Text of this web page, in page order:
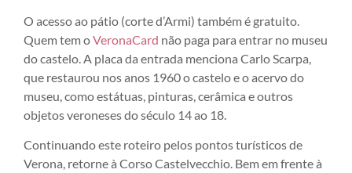
O acesso ao pátio (corte d’Armi) também é gratuito.
Quem tem oVeronaCard não paga para entrar no museu
do castelo. A placa da entrada menciona Carlo Scarpa,
que restaurou nos anos 1960 o castelo e o acervo do
museu, como estátuas, pinturas, cerâmica e outros
objetos veroneses do século 14 ao 18.
Continuando este roteiro pelos pontos turísticos de
Verona, retorne à Corso Castelvecchio. Bem em frente à